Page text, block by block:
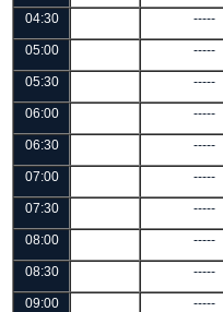
04:30 -----
05:00 -----
05:30 -----
06:00 -----
06:30 -----
07:00 -----
07:30 -----
08:00 -----
08:30 -----
09:00 -----